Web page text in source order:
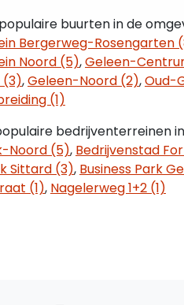
U dient zelf bij
vallen binnen het
per m² per jaar te
van de wijziging van
(CPI) reeks CPI-
voor de Statistiek
buurten in de
Bergerweg-Rosengarten
Noord (5),Geleen-
(3),Geleen-Noord (2),Oud-
(1)
bedrijventerreinen
Noord (5), Bedrijvenstad
Sittard (3), Business Park
(1), Nagelerweg 1+2 (1)